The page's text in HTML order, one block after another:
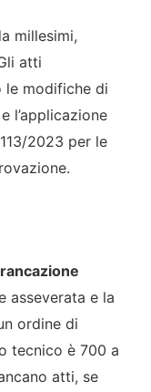
millesimi,
atti
le modifiche di
l’applicazione
2023 per le
asseverata e la
ordine di
tecnico è 700 a
atti, se